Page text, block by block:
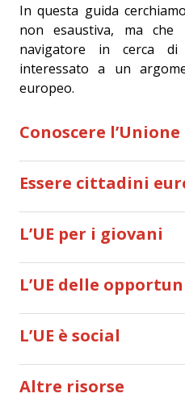
In questa guida
non esaustiva, ma che
navigatore in cerca
interessato a un
europeo.
Conoscere
Essere cittadini
L’UE per i giovani
L’UE delle
L’UE è social
Altre risorse